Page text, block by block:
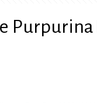
Purpurina